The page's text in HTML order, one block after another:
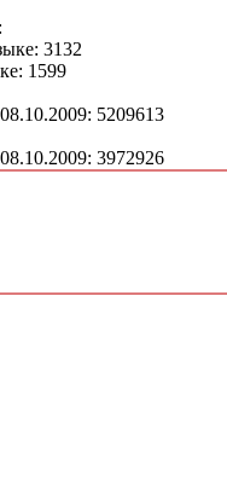
3132
1599
5209613
3972926